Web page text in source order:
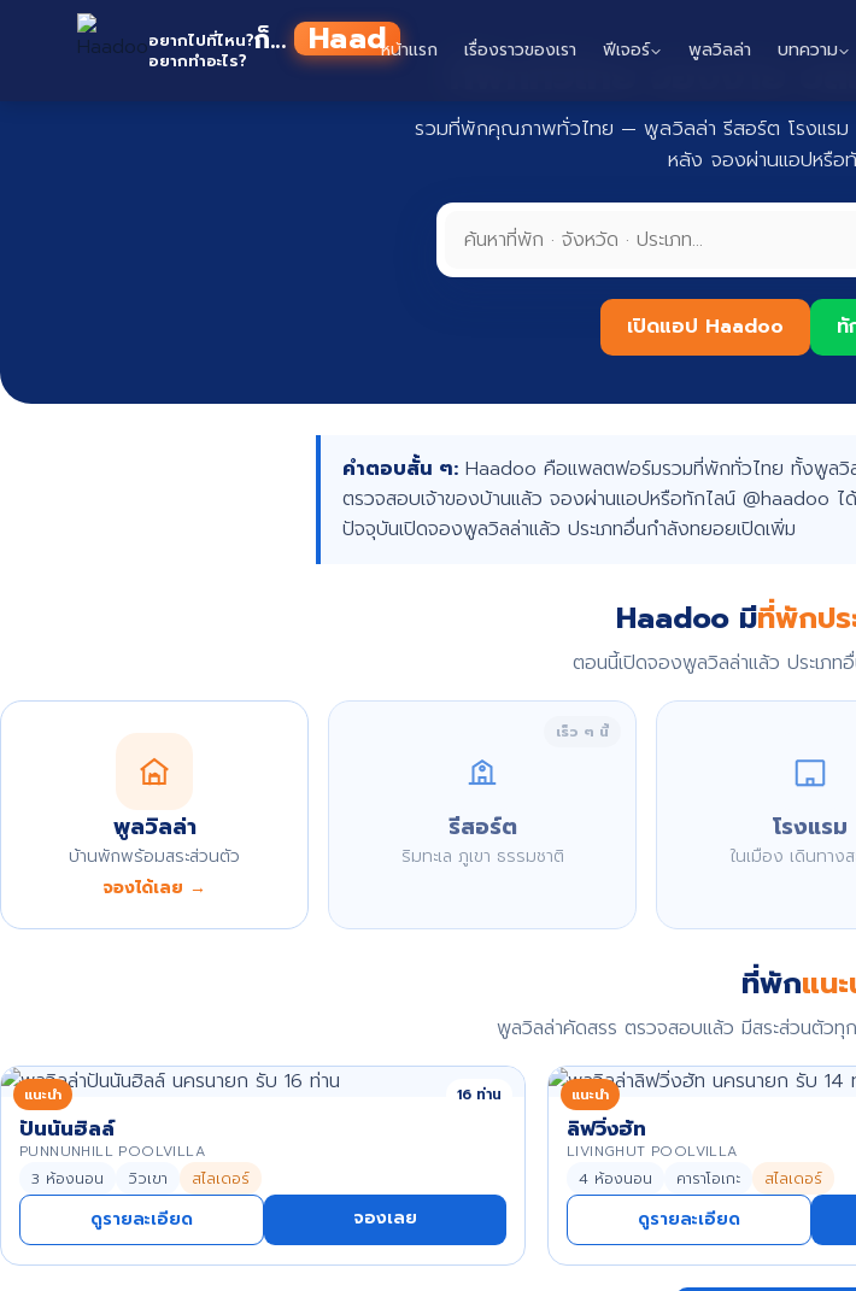
อยากไปที่ไหน?
อยากทำอะไร?
ก็... Haadoo
อ่านว่า หาดู
หน้าแรก เรื่องราวของเรา ฟีเจอร์ พูลวิลล่า บทความ
ที่พักทั่วไทย จองง่าย
รวมที่พักคุณภาพทั่วไทย — พูลวิลล่า รีสอร์ต โรงแรม
หลัง จองผ่านแอปหรือ
เปิดแอป Haadoo ทั
คำตอบสั้น ๆ: Haadoo คือแพลตฟอร์มรวมที่พักทั่วไทย ทั้งพูลวิ
ตรวจสอบเจ้าของบ้านแล้ว จองผ่านแอปหรือทักไลน์ @haadoo
ปัจจุบันเปิดจองพูลวิลล่าแล้ว ประเภทอื่นกำลังทยอยเปิดเพิ่ม
Haadoo มีที่พักปร
ตอนนี้เปิดจองพูลวิลล่าแล้ว ประเภท
พูลวิลล่า
บ้านพักพร้อมสระส่วนตัว
จองได้เลย →
เร็ว ๆ นี้
รีสอร์ต
ริมทะเล ภูเขา ธรรมชาติ
โรงแรม
ในเมือง เดินทาง
ที่พักแน
พูลวิลล่าคัดสรร ตรวจสอบแล้ว มีสระส่วนตัว
แนะนำ 16 ท่าน
ปันนันฮิลล์
PUNNUNHILL POOLVILLA
3 ห้องนอน วิวเขา สไลเดอร์
ดูรายละเอียด จองเลย
แนะนำ
ลิฟวิ่งฮัท
LIVINGHUT POOLVILLA
4 ห้องนอน คาราโอเกะ สไลเดอร์
ดูรายละเอียด